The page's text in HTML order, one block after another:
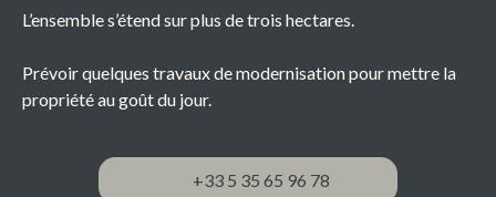
L’ensemble s’étend sur plus de trois hectares.
Prévoir quelques travaux de modernisation pour mettre la
propriété au goût du jour.
+33 5 35 65 96 78